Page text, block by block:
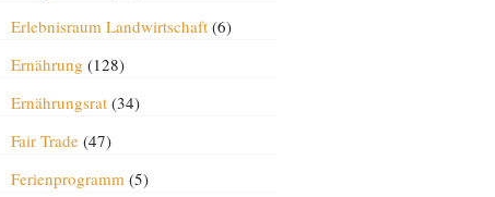
Erlebnisraum Landwirtschaft(6)
Ernährung (128)
Ernährungsrat(34)
Fair Trade(47)
Ferienprogramm (5)